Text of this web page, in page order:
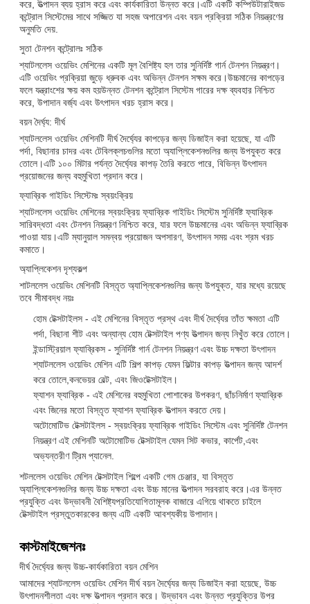
করে, উত্পাদন ব্যয় হ্রাস করে এবং কার্যকারিতা উন্নত করে।এটি একটি কম্পিউটারাইজড
কন্ট্রোল সিস্টেমের সাথে সজ্জিত যা সহজ অপারেশন এবং বয়ন প্রক্রিয়া সঠিক নিয়ন্ত্রণের
অনুমতি দেয়.
সুতা টেনশন কন্ট্রোলঃ সঠিক
শ্যাটললেস ওয়েভিং মেশিনের একটি মূল বৈশিষ্ট্য হল তার সুনির্দিষ্ট গার্ন টেনশন নিয়ন্ত্রণ।
এটি ওয়েভিং প্রক্রিয়া জুড়ে ধ্রুবক এবং অভিন্ন টেনশন সক্ষম করে।উচ্চমানের কাপড়ের
ফলে যন্ত্রাংশের ক্ষয় কম হয়উন্নত টেনশন কন্ট্রোল সিস্টেম গারের দক্ষ ব্যবহার নিশ্চিত
করে, উপাদান বর্জ্য এবং উৎপাদন খরচ হ্রাস করে।
বয়ন দৈর্ঘ্য: দীর্ঘ
শ্যাটললেস ওয়েভিং মেশিনটি দীর্ঘ দৈর্ঘ্যের কাপড়ের জন্য ডিজাইন করা হয়েছে, যা এটি
পর্দা, বিছানার চাদর এবং টেবিলক্লচগুলির মতো অ্যাপ্লিকেশনগুলির জন্য উপযুক্ত করে
তোলে।এটি ১০০ মিটার পর্যন্ত দৈর্ঘ্যের কাপড় তৈরি করতে পারে, বিভিন্ন উৎপাদন
প্রয়োজনের জন্য বহুমুখিতা প্রদান করে।
ফ্যাব্রিক গাইডিং সিস্টেমঃ স্বয়ংক্রিয়
শ্যাটললেস ওয়েভিং মেশিনের স্বয়ংক্রিয় ফ্যাব্রিক গাইডিং সিস্টেম সুনির্দিষ্ট ফ্যাব্রিক
সারিবদ্ধতা এবং টেনশন নিয়ন্ত্রণ নিশ্চিত করে, যার ফলে উচ্চমানের এবং অভিন্ন ফ্যাব্রিক
পাওয়া যায়।এটি ম্যানুয়াল সমন্বয় প্রয়োজন অপসারণ, উৎপাদন সময় এবং শ্রম খরচ
কমাতে।
অ্যাপ্লিকেশন দৃশ্যকল্প
শাটললেস ওয়েভিং মেশিনটি বিস্তৃত অ্যাপ্লিকেশনগুলির জন্য উপযুক্ত, যার মধ্যে রয়েছে
তবে সীমাবদ্ধ নয়ঃ
হোম টেক্সটাইলস - এই মেশিনের বিস্তৃত প্রস্থ এবং দীর্ঘ দৈর্ঘ্যের তাঁত ক্ষমতা এটি
পর্দা, বিছানা শীট এবং অন্যান্য হোম টেক্সটাইল পণ্য উত্পাদন জন্য নিখুঁত করে তোলে।
ইন্ডাস্ট্রিয়াল ফ্যাব্রিকস - সুনির্দিষ্ট গার্ন টেনশন নিয়ন্ত্রণ এবং উচ্চ দক্ষতা উৎপাদন
শ্যাটললেস ওয়েভিং মেশিন এটি শিল্প কাপড় যেমন ফিল্টার কাপড় উত্পাদন জন্য আদর্শ
করে তোলে,কনভেয়র বেল্ট, এবং জিওটেক্সটাইল।
ফ্যাশন ফ্যাব্রিক - এই মেশিনের বহুমুখিতা পোশাকের উপকরণ, ছাঁচনির্মাণ ফ্যাব্রিক
এবং জিনের মতো বিস্তৃত ফ্যাশন ফ্যাব্রিক উত্পাদন করতে দেয়।
অটোমোটিভ টেক্সটাইলস - স্বয়ংক্রিয় ফ্যাব্রিক গাইডিং সিস্টেম এবং সুনির্দিষ্ট টেনশন
নিয়ন্ত্রণ এই মেশিনটি অটোমোটিভ টেক্সটাইল যেমন সিট কভার, কার্পেট,এবং
অভ্যন্তরীণ ট্রিম প্যানেল.
শটললেস ওয়েভিং মেশিন টেক্সটাইল শিল্পে একটি গেম চেঞ্জার, যা বিস্তৃত
অ্যাপ্লিকেশনগুলির জন্য উচ্চ দক্ষতা এবং উচ্চ মানের উত্পাদন সরবরাহ করে।এর উন্নত
প্রযুক্তি এবং উদ্ভাবনী বৈশিষ্ট্যপ্রতিযোগিতামূলক বাজারে এগিয়ে থাকতে চাইলে
টেক্সটাইল প্রস্তুতকারকের জন্য এটি একটি আবশ্যকীয় উপাদান।
কাস্টমাইজেশনঃ
দীর্ঘ দৈর্ঘ্যের জন্য উচ্চ-কার্যকারিতা বয়ন মেশিন
আমাদের শ্যাটললেস ওয়েভিং মেশিন দীর্ঘ বয়ন দৈর্ঘ্যের জন্য ডিজাইন করা হয়েছে, উচ্চ
উৎপাদনশীলতা এবং দক্ষ উত্পাদন প্রদান করে। উদ্ভাবন এবং উন্নত প্রযুক্তির উপর